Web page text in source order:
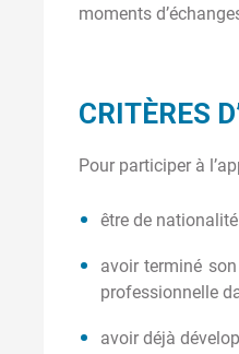
moments
CRITÈRES
Pour participer à
être de
avoir terminé
professionnelle
avoir déjà